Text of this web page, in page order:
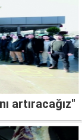
artıracağız"